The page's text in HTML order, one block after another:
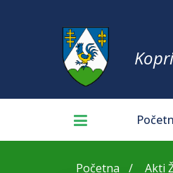
Početna Akti